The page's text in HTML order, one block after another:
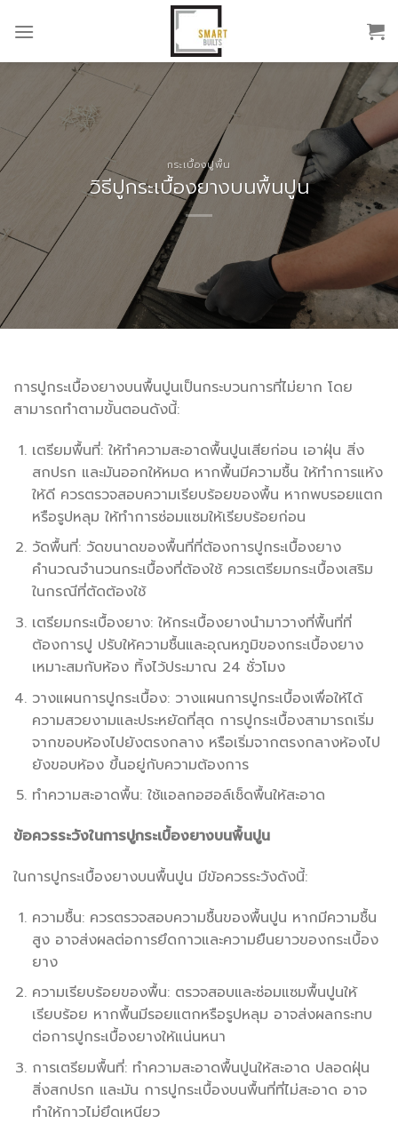
กระเบื้องปูพื้น
วิธีปูกระเบื้องยางบนพื้นปูน
การปูกระเบื้องยางบนพื้นปูนเป็นกระบวนการที่ไม่ยาก โดย
สามารถทำตามขั้นตอนดังนี้:
เตรียมพื้นที่: ให้ทำความสะอาดพื้นปูนเสียก่อน เอาฝุ่น สิ่ง
สกปรก และมันออกให้หมด หากพื้นมีความชื้น ให้ทำการแห้ง
ให้ดี ควรตรวจสอบความเรียบร้อยของพื้น หากพบรอยแตก
หรือรูปหลุม ให้ทำการซ่อมแซมให้เรียบร้อยก่อน
วัดพื้นที่: วัดขนาดของพื้นที่ที่ต้องการปูกระเบื้องยาง
คำนวณจำนวนกระเบื้องที่ต้องใช้ ควรเตรียมกระเบื้องเสริม
ในกรณีที่ตัดต้องใช้
เตรียมกระเบื้องยาง: ให้กระเบื้องยางนำมาวางที่พื้นที่ที่
ต้องการปู ปรับให้ความชื้นและอุณหภูมิของกระเบื้องยาง
เหมาะสมกับห้อง ทิ้งไว้ประมาณ 24 ชั่วโมง
วางแผนการปูกระเบื้อง: วางแผนการปูกระเบื้องเพื่อให้ได้
ความสวยงามและประหยัดที่สุด การปูกระเบื้องสามารถเริ่ม
จากขอบห้องไปยังตรงกลาง หรือเริ่มจากตรงกลางห้องไป
ยังขอบห้อง ขึ้นอยู่กับความต้องการ
ทำความสะอาดพื้น: ใช้แอลกอฮอล์เช็ดพื้นให้สะอาด
ข้อควรระวังในการปูกระเบื้องยางบนพื้นปูน
ในการปูกระเบื้องยางบนพื้นปูน มีข้อควรระวังดังนี้:
ความชื้น: ควรตรวจสอบความชื้นของพื้นปูน หากมีความชื้น
สูง อาจส่งผลต่อการยึดกาวและความยืนยาวของกระเบื้อง
ยาง
ความเรียบร้อยของพื้น: ตรวจสอบและซ่อมแซมพื้นปูนให้
เรียบร้อย หากพื้นมีรอยแตกหรือรูปหลุม อาจส่งผลกระทบ
ต่อการปูกระเบื้องยางให้แน่นหนา
การเตรียมพื้นที่: ทำความสะอาดพื้นปูนให้สะอาด ปลอดฝุ่น
สิ่งสกปรก และมัน การปูกระเบื้องบนพื้นที่ที่ไม่สะอาด อาจ
ทำให้กาวไม่ยึดเหนียว